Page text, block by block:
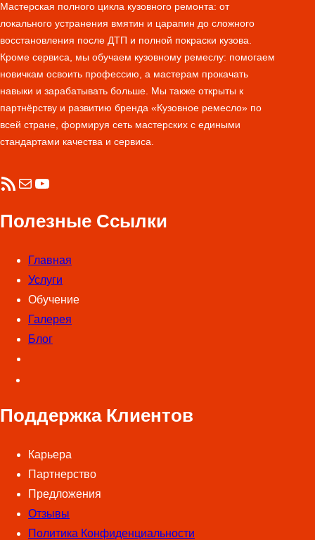
Мастерская полного цикла кузовного ремонта: от
локального устранения вмятин и царапин до сложного
восстановления после ДТП и полной покраски кузова.
Кроме сервиса, мы обучаем кузовному ремеслу: помогаем
новичкам освоить профессию, а мастерам прокачать
навыки и зарабатывать больше. Мы также открыты к
партнёрству и развитию бренда «Кузовное ремесло» по
всей стране, формируя сеть мастерских с едиными
стандартами качества и сервиса.
RSS-лента Почта YouTube
Полезные Ссылки
Главная
Услуги
Обучение
Галерея
Блог
Поддержка Клиентов
Карьера
Партнерство
Предложения
Отзывы
Политика Конфиденциальности